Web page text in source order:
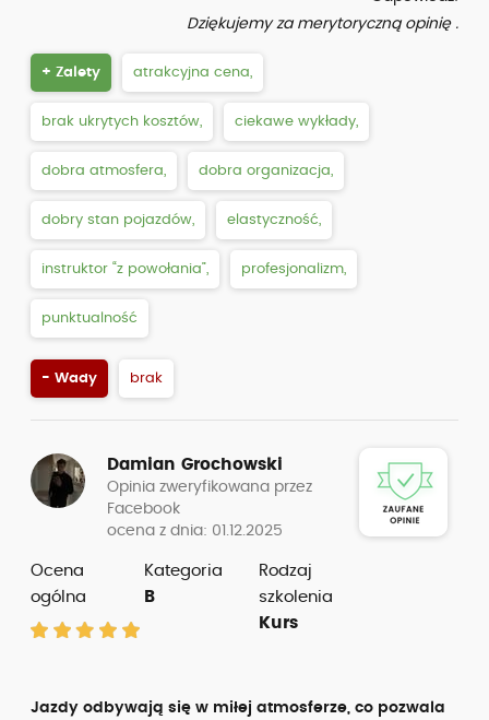
Dziękujemy za merytoryczną opinię .
+ Zalety atrakcyjna cena,
brak ukrytych kosztów, ciekawe wykłady,
dobra atmosfera, dobra organizacja,
dobry stan pojazdów, elastyczność,
instruktor “z powołania”, profesjonalizm,
punktualność
- Wady brak
Damian Grochowski
Opinia zweryfikowana przez
Facebook
ocena z dnia: 01.12.2025
Ocena
ogólna
Kategoria
B
Rodzaj
szkolenia
Kurs
Jazdy odbywają się w miłej atmosferze, co pozwala